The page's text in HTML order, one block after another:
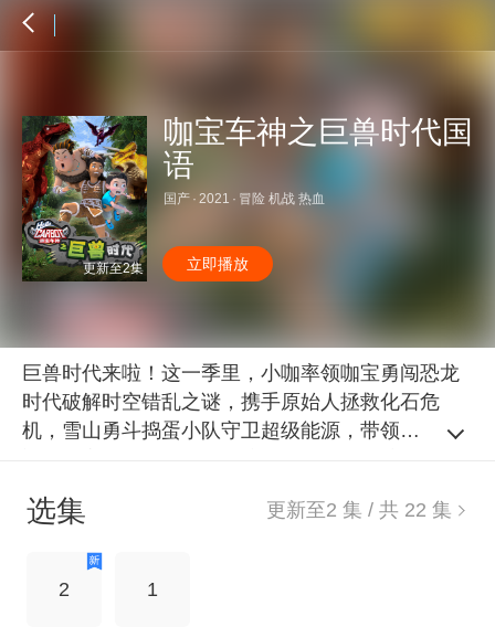
更新至2集
咖宝车神之巨兽时代国
语
国产 · 2021 · 冒险 机战 热血
立即播放
巨兽时代来啦！这一季里，小咖率领咖宝勇闯恐龙
时代破解时空错乱之谜，携手原始人拯救化石危
机，雪山勇斗捣蛋小队守卫超级能源，带领动物大
更新至2 集 / 共 22 集
选集
2 1